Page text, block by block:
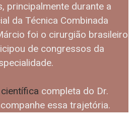
principalmente durante a
da Técnica Combinada
foi o cirurgião brasileiro
de congressos da
completa do Dr.
essa trajetória.